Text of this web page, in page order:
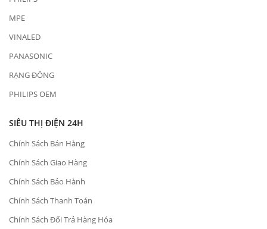
MPE
VINALED
PANASONIC
RẠNG ĐÔNG
PHILIPS OEM
SIÊU THỊ ĐIỆN 24H
Chính Sách Bán Hàng
Chính Sách Giao Hàng
Chính Sách Bảo Hành
Chính Sách Thanh Toán
Chính Sách Đổi Trả Hàng Hóa